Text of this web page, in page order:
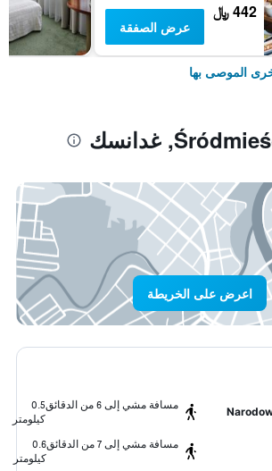
442 ﷼
عرض الصفقة
الموصى بها
اعرض على الخريطة
مسافة مشي إلى 6 من الدقائق
0.5
كيلومتر
مسافة مشي إلى 7 من الدقائق
0.6
كيلومتر